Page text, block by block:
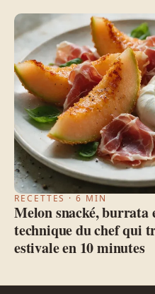
RECETTES · 6 MIN
Melon snacké,
technique du chef qui
estivale en 10 minutes